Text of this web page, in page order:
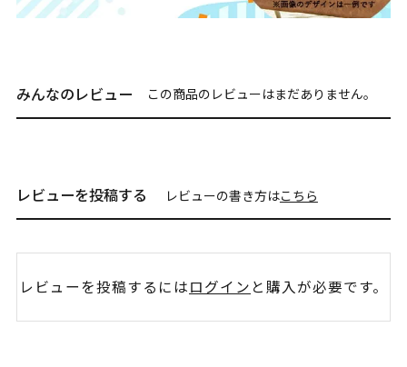
みんなのレビュー この商品のレビューはまだありません。
レビューを投稿する レビューの書き方はこちら
レビューを投稿するにはログイン と購入が必要です。